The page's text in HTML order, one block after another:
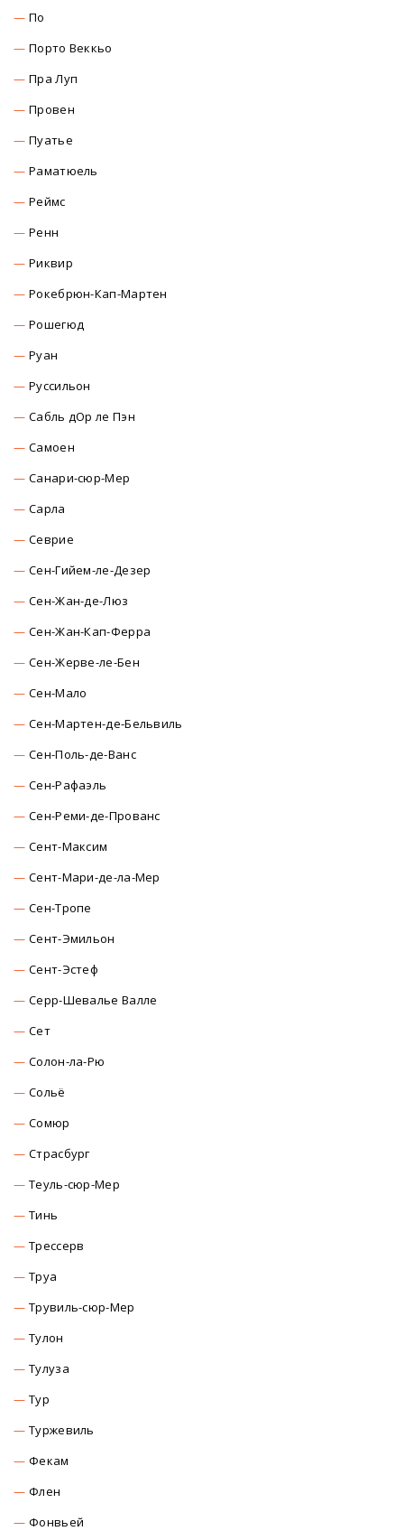
По
Порто Веккьо
Пра Луп
Провен
Пуатье
Раматюель
Реймс
Ренн
Риквир
Рокебрюн-Кап-Мартен
Рошегюд
Руан
Руссильон
Сабль дОр ле Пэн
Самоен
Санари-сюр-Мер
Сарла
Севрие
Сен-Гийем-ле-Дезер
Сен-Жан-де-Люз
Сен-Жан-Кап-Ферра
Сен-Жерве-ле-Бен
Сен-Мало
Сен-Мартен-де-Бельвиль
Сен-Поль-де-Ванс
Сен-Рафаэль
Сен-Реми-де-Прованс
Сент-Максим
Сент-Мари-де-ла-Мер
Сен-Тропе
Сент-Эмильон
Сент-Эстеф
Серр-Шевалье Валле
Сет
Солон-ла-Рю
Сольё
Сомюр
Страсбург
Теуль-сюр-Мер
Тинь
Трессерв
Труа
Трувиль-сюр-Мер
Тулон
Тулуза
Тур
Туржевиль
Фекам
Флен
Фонвьей